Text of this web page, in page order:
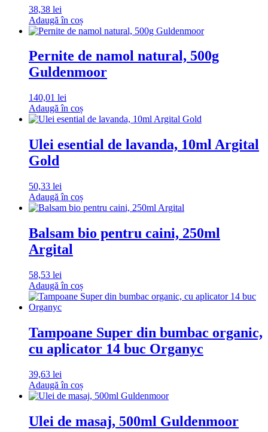
38,38 lei
Adaugă în coș
Pernite de namol natural, 500g
Guldenmoor
140,01 lei
Adaugă în coș
Ulei esential de lavanda, 10ml Argital
Gold
50,33 lei
Adaugă în coș
Balsam bio pentru caini, 250ml
Argital
58,53 lei
Adaugă în coș
Tampoane Super din bumbac organic,
cu aplicator 14 buc Organyc
39,63 lei
Adaugă în coș
Ulei de masaj, 500ml Guldenmoor